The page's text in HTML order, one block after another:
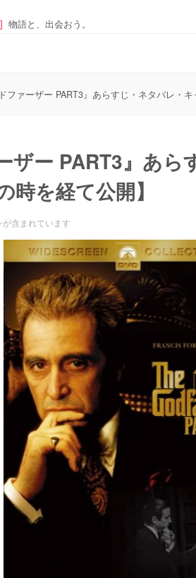
物語と、出会おう。
ファーザー PART3』あらすじ・ネタバレ・
ザー PART3』あ
時を経て公開】
含まれています